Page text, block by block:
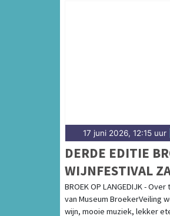
17 juni 2026, 12:15 uur
DERDE EDITIE
WIJNFESTIVAL
2026
BROEK OP LANGEDIJK -
van Museum BroekerVeiling
wijn, mooie muziek, lekker